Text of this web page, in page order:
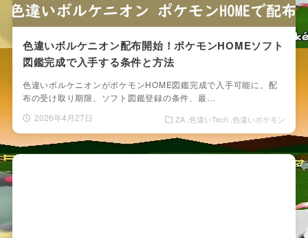
色違いボルケニオン配布開始！ポケモンHOMEソフト
図鑑完成で入手する条件と方法
色違いボルケニオンがポケモンHOME図鑑完成で入手可能に。配
布の受け取り期限、ソフト図鑑登録の条件、最…
2026年4月27日
ZA 色違いTech 色違いポケモン